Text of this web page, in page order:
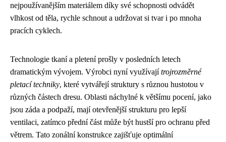
nejpoužívanějším materiálem díky své schopnosti odvádět
vlhkost od těla, rychle schnout a udržovat si tvar i po mnoha
pracích cyklech.
Technologie tkaní a pletení prošly v posledních letech
dramatickým vývojem. Výrobci nyní využívajítrojrozměrné
pletací techniky, které vytvářejí struktury s různou hustotou v
různých částech dresu. Oblasti náchylné k většímu pocení, jako
jsou záda a podpaží, mají otevřenější strukturu pro lepší
ventilaci, zatímco přední část může být hustší pro ochranu před
větrem. Tato zonální konstrukce zajišťuje optimální